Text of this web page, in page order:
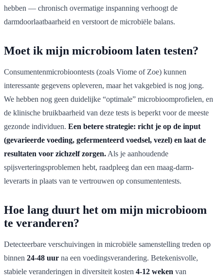
hebben — chronisch overmatige inspanning verhoogt de
darmdoorlaatbaarheid en verstoort de microbiële balans.
Moet ik mijn microbioom laten testen?
Consumentenmicrobioontests (zoals Viome of Zoe) kunnen
interessante gegevens opleveren, maar het vakgebied is nog jong.
We hebben nog geen duidelijke “optimale” microbioomprofielen, en
de klinische bruikbaarheid van deze tests is beperkt voor de meeste
gezonde individuen. Een betere strategie: richt je op de input
(gevarieerde voeding, gefermenteerd voedsel, vezel) en laat de
resultaten voor zichzelf zorgen. Als je aanhoudende
spijsverteringsproblemen hebt, raadpleeg dan een maag-darm-
leverarts in plaats van te vertrouwen op consumententests.
Hoe lang duurt het om mijn microbioom
te veranderen?
Detecteerbare verschuivingen in microbiële samenstelling treden op
binnen 24-48 uur na een voedingsverandering. Betekenisvolle,
stabiele veranderingen in diversiteit kosten 4-12 weken van